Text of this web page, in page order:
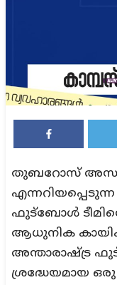
തുബറോസ്
ഫുട്ബോൾ
ആധുനിക
അന്താരാഷ്ട്ര
ശ്രദ്ധേയമായ